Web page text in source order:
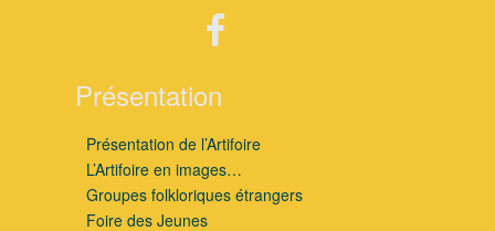
Présentation
Présentation de l’Artifoire
L’Artifoire en images…
Groupes folkloriques étrangers
Foire des Jeunes